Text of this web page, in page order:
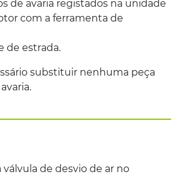
de avaria registados na unidade
com a ferramenta de
de estrada.
substituir nenhuma peça
válvula de desvio de ar no